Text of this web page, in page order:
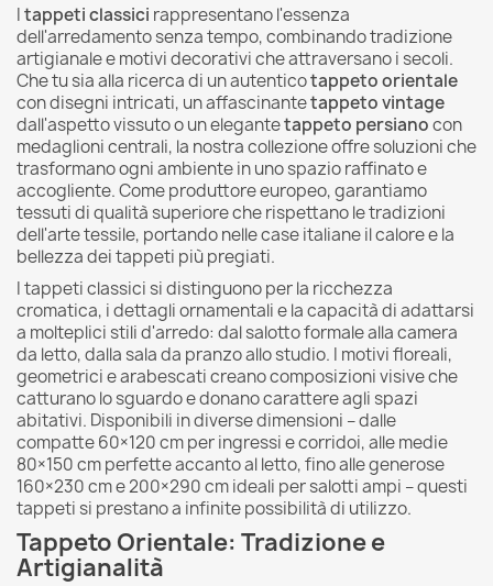
Itappeti classici rappresentano l'essenza
dell'arredamento senza tempo, combinando tradizione
artigianale e motivi decorativi che attraversano i secoli.
Che tu sia alla ricerca di un autenticotappeto orientale
con disegni intricati, un affascinantetappeto vintage
dall'aspetto vissuto o un elegantetappeto persianocon
medaglioni centrali, la nostra collezione offre soluzioni che
trasformano ogni ambiente in uno spazio raffinato e
accogliente. Come produttore europeo, garantiamo
tessuti di qualità superiore che rispettano le tradizioni
dell'arte tessile, portando nelle case italiane il calore e la
bellezza dei tappeti più pregiati.
I tappeti classici si distinguono per la ricchezza
cromatica, i dettagli ornamentali e la capacità di adattarsi
a molteplici stili d'arredo: dal salotto formale alla camera
da letto, dalla sala da pranzo allo studio. I motivi floreali,
geometrici e arabescati creano composizioni visive che
catturano lo sguardo e donano carattere agli spazi
abitativi. Disponibili in diverse dimensioni – dalle
compatte 60×120 cm per ingressi e corridoi, alle medie
80×150 cm perfette accanto al letto, fino alle generose
160×230 cm e 200×290 cm ideali per salotti ampi – questi
tappeti si prestano a infinite possibilità di utilizzo.
Tappeto Orientale: Tradizione e
Artigianalità